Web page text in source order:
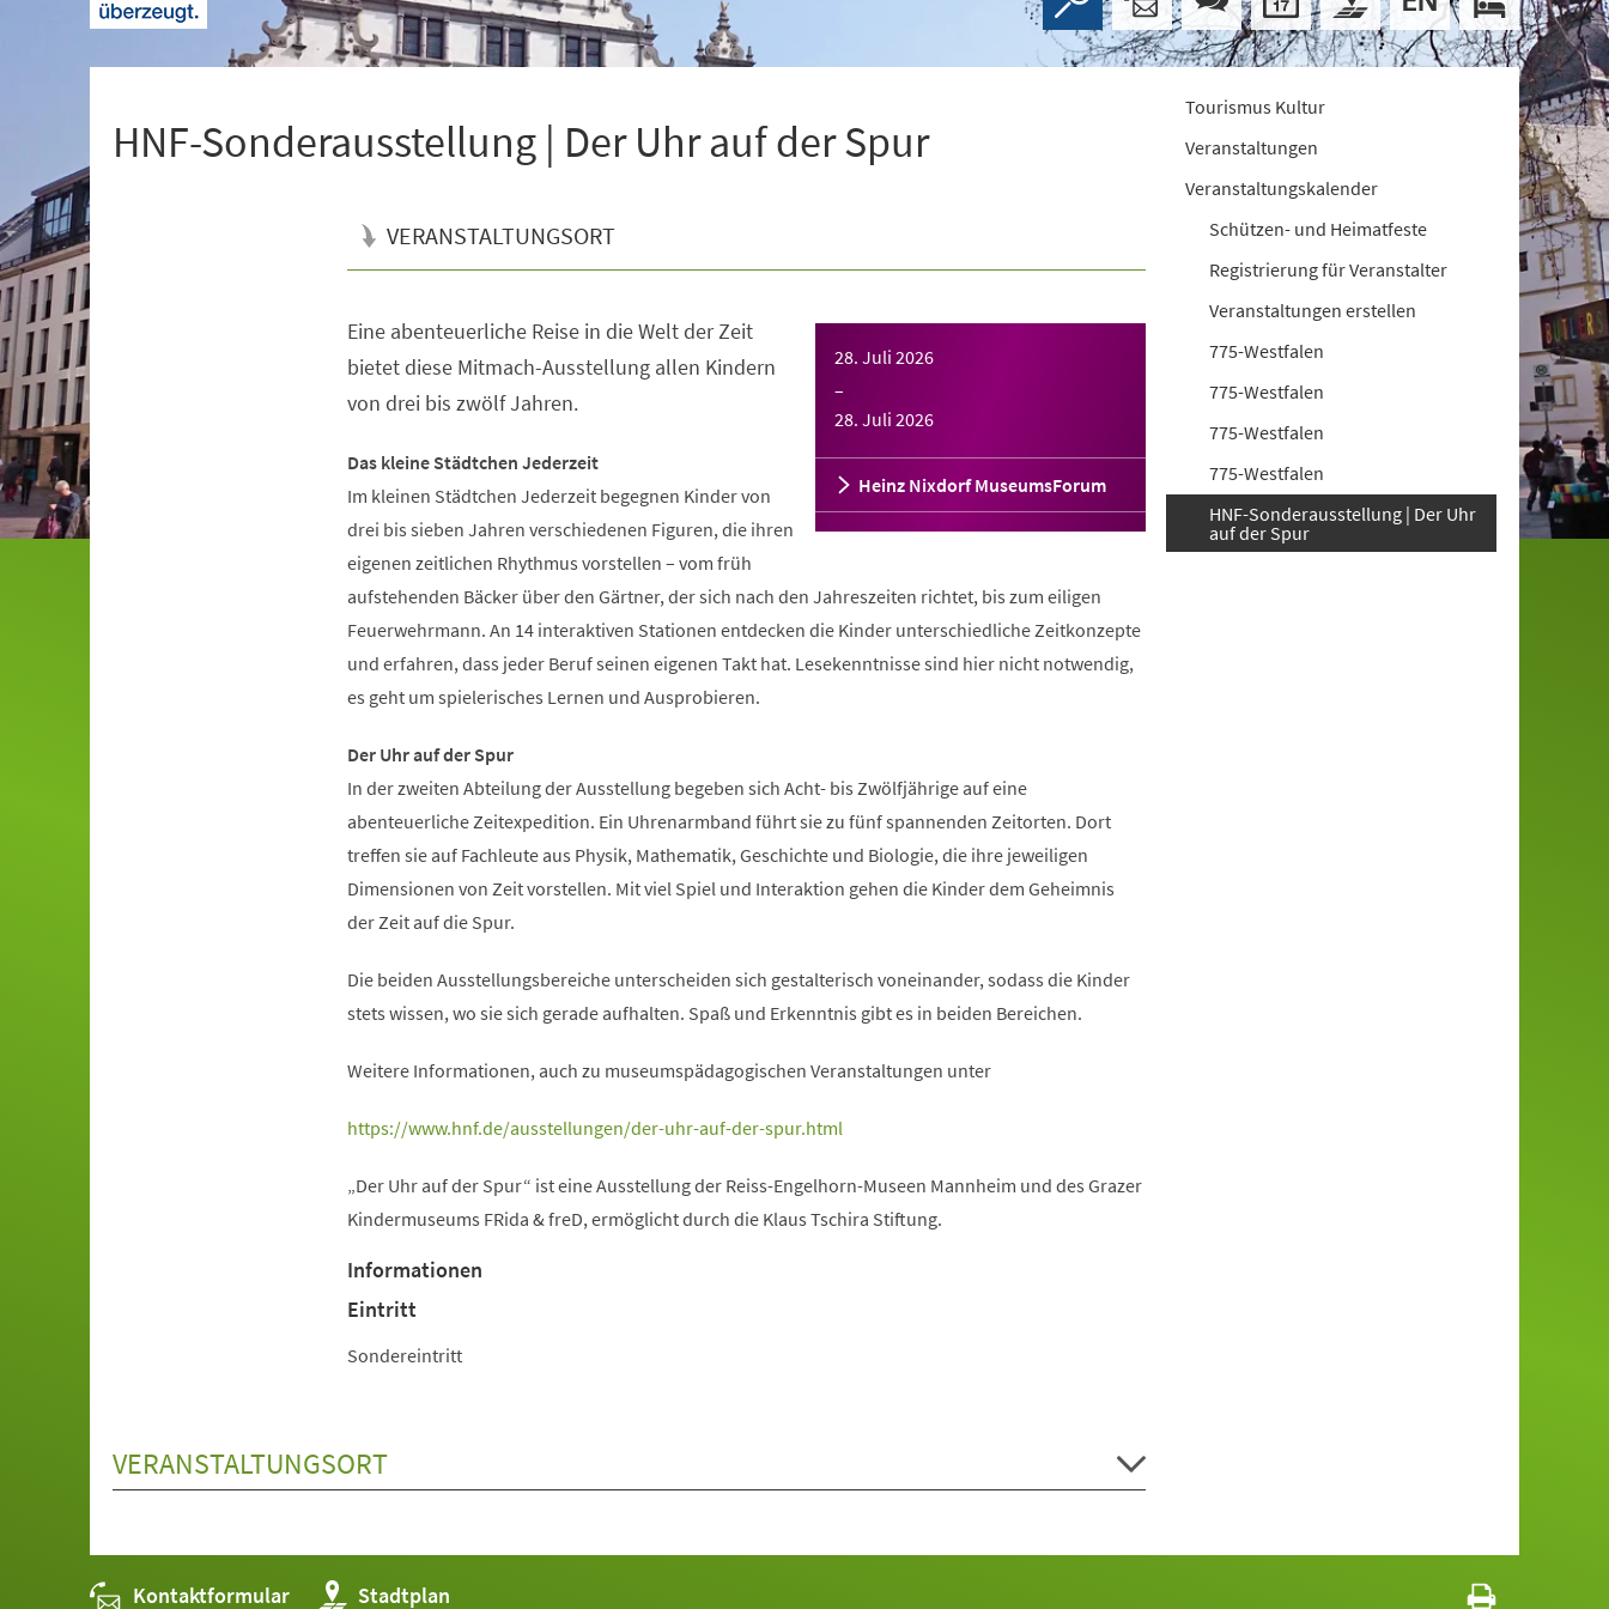
HNF-Sonderausstellung | Der Uhr auf der Spur
VERANSTALTUNGSORT
28. Juli 2026
–
28. Juli 2026
Heinz Nixdorf MuseumsForum
Eine abenteuerliche Reise in die Welt der Zeit
bietet diese Mitmach-Ausstellung allen Kindern
von drei bis zwölf Jahren.
Das kleine Städtchen Jederzeit
Im kleinen Städtchen Jederzeit begegnen Kinder von
drei bis sieben Jahren verschiedenen Figuren, die ihren
eigenen zeitlichen Rhythmus vorstellen – vom früh
aufstehenden Bäcker über den Gärtner, der sich nach den Jahreszeiten richtet, bis zum eiligen
Feuerwehrmann. An 14 interaktiven Stationen entdecken die Kinder unterschiedliche Zeitkonzepte
und erfahren, dass jeder Beruf seinen eigenen Takt hat. Lesekenntnisse sind hier nicht notwendig,
es geht um spielerisches Lernen und Ausprobieren.
Der Uhr auf der Spur
In der zweiten Abteilung der Ausstellung begeben sich Acht- bis Zwölfjährige auf eine
abenteuerliche Zeitexpedition. Ein Uhrenarmband führt sie zu fünf spannenden Zeitorten. Dort
treffen sie auf Fachleute aus Physik, Mathematik, Geschichte und Biologie, die ihre jeweiligen
Dimensionen von Zeit vorstellen. Mit viel Spiel und Interaktion gehen die Kinder dem Geheimnis
der Zeit auf die Spur.
Die beiden Ausstellungsbereiche unterscheiden sich gestalterisch voneinander, sodass die Kinder
stets wissen, wo sie sich gerade aufhalten. Spaß und Erkenntnis gibt es in beiden Bereichen.
Weitere Informationen, auch zu museumspädagogischen Veranstaltungen unter
https://www.hnf.de/ausstellungen/der-uhr-auf-der-spur.html
„Der Uhr auf der Spur“ ist eine Ausstellung der Reiss-Engelhorn-Museen Mannheim und des Grazer
Kindermuseums FRida & freD, ermöglicht durch die Klaus Tschira Stiftung.
Informationen
Eintritt
Sondereintritt
VERANSTALTUNGSORT
Tourismus Kultur
Veranstaltungen
Veranstaltungskalender
Schützen- und Heimatfeste
Registrierung für Veranstalter
Veranstaltungen erstellen
775-Westfalen
775-Westfalen
775-Westfalen
775-Westfalen
HNF-Sonderausstellung | Der Uhr
auf der Spur
Kontaktformular Stadtplan
(Öffnet